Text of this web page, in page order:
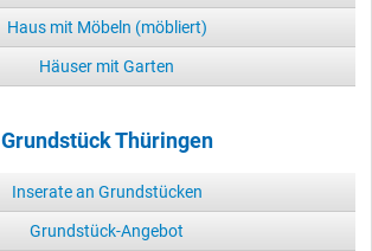
Haus mit Möbeln (möbliert)
Häuser mit Garten
Grundstück Thüringen
Inserate an Grundstücken
Grundstück-Angebot